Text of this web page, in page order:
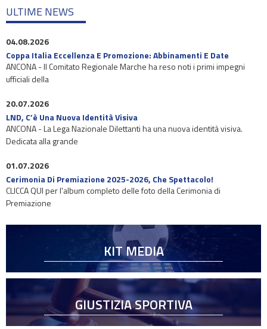
ULTIME NEWS
04.08.2026
Coppa Italia Eccellenza E Promozione: Abbinamenti E Date
ANCONA - Il Comitato Regionale Marche ha reso noti i primi impegni
ufficiali della
20.07.2026
LND, C’è Una Nuova Identità Visiva
ANCONA - La Lega Nazionale Dilettanti ha una nuova identità visiva.
Dedicata alla grande
01.07.2026
Cerimonia Di Premiazione 2025-2026, Che Spettacolo!
CLICCA QUI per l'album completo delle foto della Cerimonia di
Premiazione
KIT MEDIA
GIUSTIZIA SPORTIVA